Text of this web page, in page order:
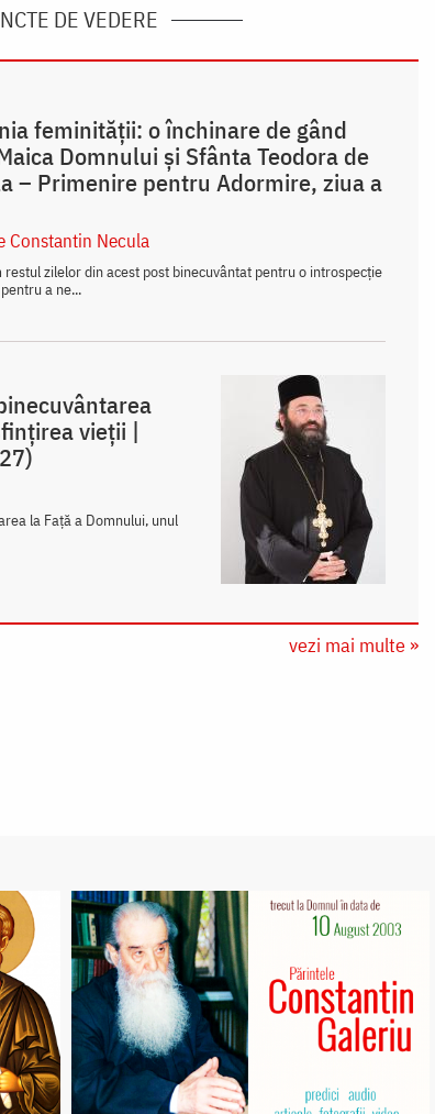
DE VEDERE
feminității: o închinare de gând
Domnului și Sfânta Teodora de
– Primenire pentru Adormire, ziua a
Constantin Necula
restul zilelor din acest post binecuvântat pentru o introspecție
a ne...
vieții |
la Față a Domnului, unul
vezi mai multe »